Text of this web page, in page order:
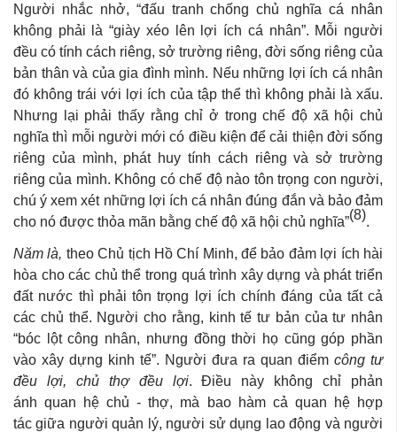
Người nhắc nhở, “đấu tranh chống chủ nghĩa cá nhân
không phải là “giày xéo lên lợi ích cá nhân”. Mỗi người
đều có tính cách riêng, sở trường riêng, đời sống riêng của
bản thân và của gia đình mình. Nếu những lợi ích cá nhân
đó không trái với lợi ích của tập thể thì không phải là xấu.
Nhưng lại phải thấy rằng chỉ ở trong chế độ xã hội chủ
nghĩa thì mỗi người mới có điều kiện để cải thiện đời sống
riêng của mình, phát huy tính cách riêng và sở trường
riêng của mình. Không có chế độ nào tôn trọng con người,
chú ý xem xét những lợi ích cá nhân đúng đắn và bảo đảm
cho nó được thỏa mãn bằng chế độ xã hội chủ nghĩa”(8).
Năm là, theo Chủ tịch Hồ Chí Minh, để bảo đảm lợi ích hài
hòa cho các chủ thể trong quá trình xây dựng và phát triển
đất nước thì phải tôn trọng lợi ích chính đáng của tất cả
các chủ thể. Người cho rằng, kinh tế tư bản của tư nhân
“bóc lột công nhân, nhưng đồng thời họ cũng góp phần
vào xây dựng kinh tế”. Người đưa ra quan điểm công tư
đều lợi, chủ thợ đều lợi. Điều này không chỉ phản
ánh quan hệ chủ - thợ, mà bao hàm cả quan hệ hợp
tác giữa người quản lý, người sử dụng lao động và người